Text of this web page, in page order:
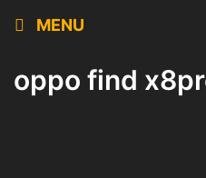
to
MENU
oppo find